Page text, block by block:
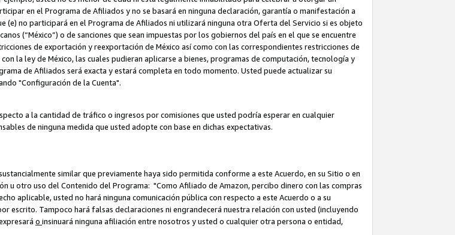
en el Programa de Afiliados y no se basará en ninguna declaración, garantía o manifestación a
(e) no participará en el Programa de Afiliados ni utilizará ninguna otra Oferta del Servicio si es objeto
(“México”) o de sanciones que sean impuestas por los gobiernos del país en el que se encuentre
de exportación y reexportación de México así como con las correspondientes restricciones de
la ley de México, las cuales pudieran aplicarse a bienes, programas de computación, tecnología y
de Afiliados será exacta y estará completa en todo momento. Usted puede actualizar su
"Configuración de la Cuenta".
a la cantidad de tráfico o ingresos por comisiones que usted podría esperar en cualquier
de ninguna medida que usted adopte con base en dichas expectativas.
similar que previamente haya sido permitida conforme a este Acuerdo, en su Sitio o en
u otro uso del Contenido del Programa: "Como Afiliado de Amazon, percibo dinero con las compras
aplicable, usted no hará ninguna comunicación pública con respecto a este Acuerdo o a su
escrito. Tampoco hará falsas declaraciones ni engrandecerá nuestra relación con usted (incluyendo
o insinuará ninguna afiliación entre nosotros y usted o cualquier otra persona o entidad,